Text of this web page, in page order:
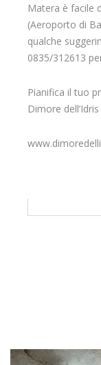
Matera è facile
(Aeroporto di
qualche
0835/312613
Pianifica il tuo
Dimore